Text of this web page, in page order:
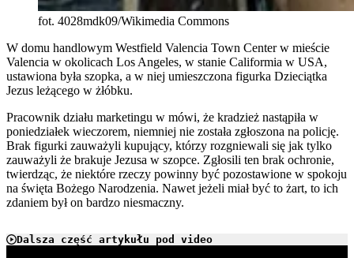
fot. 4028mdk09/Wikimedia Commons
W domu handlowym Westfield Valencia Town Center w mieście
Valencia w okolicach Los Angeles, w stanie Califormia w USA,
ustawiona była szopka, a w niej umieszczona figurka Dzieciątka
Jezus leżącego w żłóbku.
Pracownik działu marketingu w mówi, że kradzież nastąpiła w
poniedziałek wieczorem, niemniej nie została zgłoszona na policję.
Brak figurki zauważyli kupujący, którzy rozgniewali się jak tylko
zauważyli że brakuje Jezusa w szopce. Zgłosili ten brak ochronie,
twierdząc, że niektóre rzeczy powinny być pozostawione w spokoju
na święta Bożego Narodzenia. Nawet jeżeli miał być to żart, to ich
zdaniem był on bardzo niesmaczny.
Dalsza część artykułu pod video